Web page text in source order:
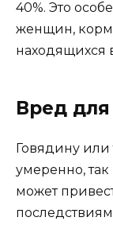
40%. Это
женщин,
находящихся
Вред
Говядину или
умеренно,
может